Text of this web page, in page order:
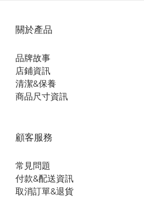
關於產品
品牌故事
店鋪資訊
清潔&保養
商品尺寸資訊
顧客服務
常見問題
付款&配送資訊
取消訂單&退貨